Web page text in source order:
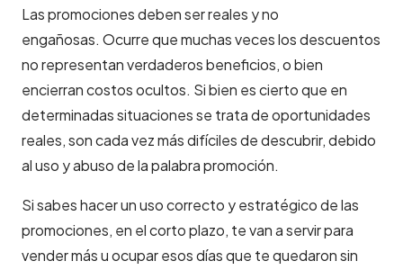
Las promociones deben ser reales y no
engañosas. Ocurre que muchas veces los descuentos
no representan verdaderos beneficios, o bien
encierran costos ocultos. Si bien es cierto que en
determinadas situaciones se trata de oportunidades
reales, son cada vez más difíciles de descubrir, debido
al uso y abusode la palabra promoción.
Si sabes hacer un uso correcto y estratégico de las
promociones, en el corto plazo, te van a servir para
vender más u ocupar esos días que te quedaron sin